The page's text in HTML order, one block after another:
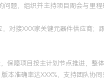
问题，组织并主持项目周会与里
对接XXX家关键元器件供应商
保障项目按主计划节点推进，整
本准确率达XXX%，支持团队协